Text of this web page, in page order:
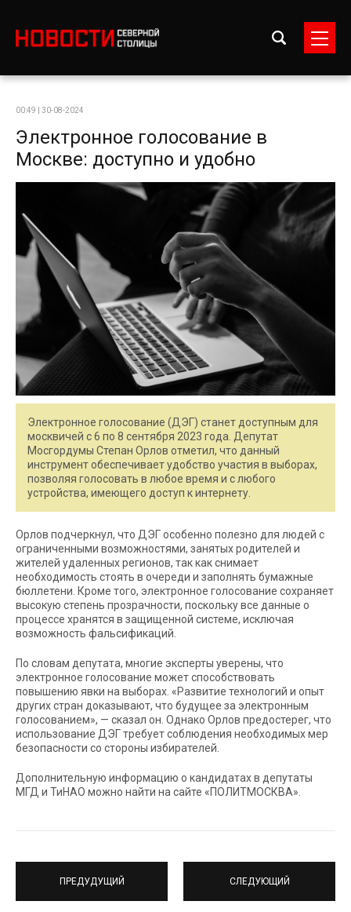
00:49 | 30-08-2024
Электронное голосование в
Москве: доступно и удобно
Электронное голосование (ДЭГ) станет доступным для
москвичей с 6 по 8 сентября 2023 года. Депутат
Мосгордумы Степан Орлов отметил, что данный
инструмент обеспечивает удобство участия в выборах,
позволяя голосовать в любое время и с любого
устройства, имеющего доступ к интернету.
Орлов подчеркнул, что ДЭГ особенно полезно для людей с
ограниченными возможностями, занятых родителей и
жителей удаленных регионов, так как снимает
необходимость стоять в очереди и заполнять бумажные
бюллетени. Кроме того, электронное голосование сохраняет
высокую степень прозрачности, поскольку все данные о
процессе хранятся в защищенной системе, исключая
возможность фальсификаций.
По словам депутата, многие эксперты уверены, что
электронное голосование может способствовать
повышению явки на выборах. «Развитие технологий и опыт
других стран доказывают, что будущее за электронным
голосованием», — сказал он. Однако Орлов предостерег, что
использование ДЭГ требует соблюдения необходимых мер
безопасности со стороны избирателей.
Дополнительную информацию о кандидатах в депутаты
МГД и ТиНАО можно найти на сайте «ПОЛИТМОСКВА».
ПРЕДУДУЩИЙ СЛЕДУЮЩИЙ